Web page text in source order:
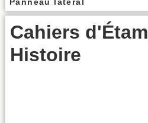
Cahiers
Histoire